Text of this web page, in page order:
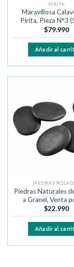
PIRITA
Maravillosa
Pirita, Pieza N°3
$79.990
Añadir al
PIEDRAS
Piedras Naturales
a Granel, Venta
$22.990
Añadir al